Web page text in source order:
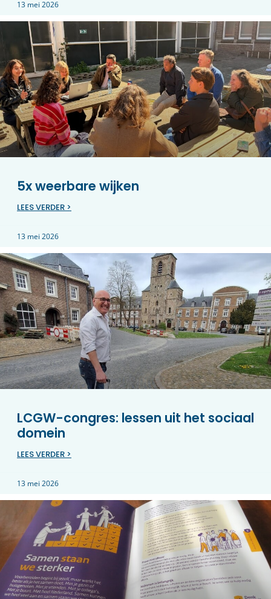
13 mei 2026
5x weerbare wijken
LEES VERDER >
13 mei 2026
LCGW-congres: lessen uit het sociaal
domein
LEES VERDER >
13 mei 2026